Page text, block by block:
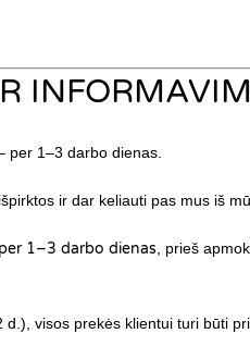
per 1–3 darbo dienas.
ir dar keliauti pas mus iš
1–3 darbo dienas , prieš
visos prekės klientui turi būti